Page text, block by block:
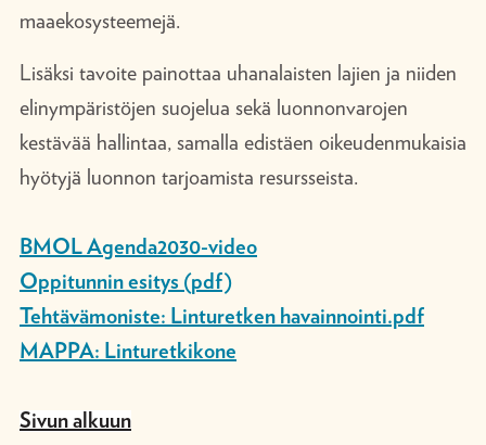
maaekosysteemejä.
Lisäksi tavoite painottaa uhanalaisten lajien ja niiden
elinympäristöjen suojelua sekä luonnonvarojen
kestävää hallintaa, samalla edistäen oikeudenmukaisia
hyötyjä luonnon tarjoamista resursseista.
BMOL Agenda2030-video
Oppitunnin esitys (pdf)
Tehtävämoniste: Linturetken havainnointi.pdf
MAPPA: Linturetkikone
Sivun alkuun